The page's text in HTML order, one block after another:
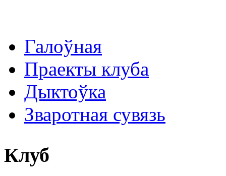
Галоўная
Праекты клуба
Дыктоўка
Зваротная сувязь
Клуб